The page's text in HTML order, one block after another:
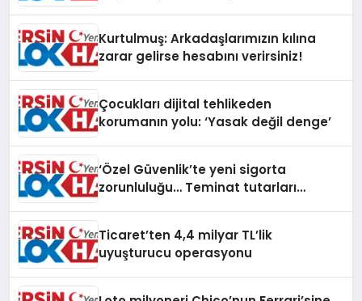
Kurtulmuş: Arkadaşlarımızın kılına
zarar gelirse hesabını verirsiniz!
Çocukları dijital tehlikeden
korumanın yolu: ‘Yasak değil denge’
‘Özel Güvenlik’te yeni sigorta
zorunluluğu… Teminat tutarları
Ticaret’ten 4,4 milyar TL’lik
uyuşturucu operasyonu